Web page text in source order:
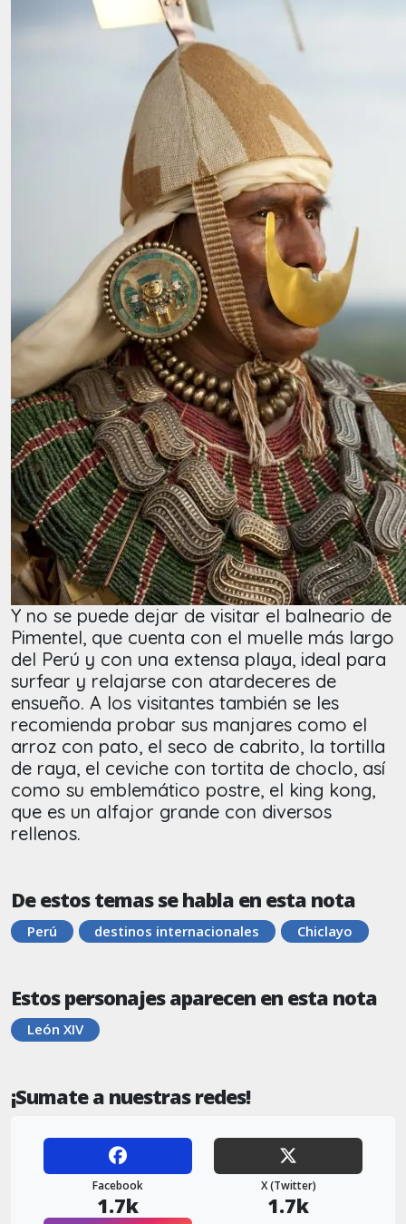
Y no se puede dejar de visitar el balneario de
Pimentel, que cuenta con el muelle más largo
del Perú y con una extensa playa, ideal para
surfear y relajarse con atardeceres de
ensueño. A los visitantes también se les
recomienda probar sus manjares como el
arroz con pato, el seco de cabrito, la tortilla
de raya, el ceviche con tortita de choclo, así
como su emblemático postre, el king kong,
que es un alfajor grande con diversos
rellenos.
De estos temas se habla en esta nota
Perú destinos internacionales Chiclayo
Estos personajes aparecen en esta nota
León XIV
¡Sumate a nuestras redes!
Facebook
1.7k
X (Twitter)
1.7k